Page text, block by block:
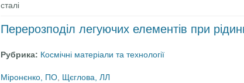
сталі
Перерозподіл легуючих елементів при
Рубрика: Космічні матеріали та технології
Міронєнко, ПО, Щєглова, ЛЛ